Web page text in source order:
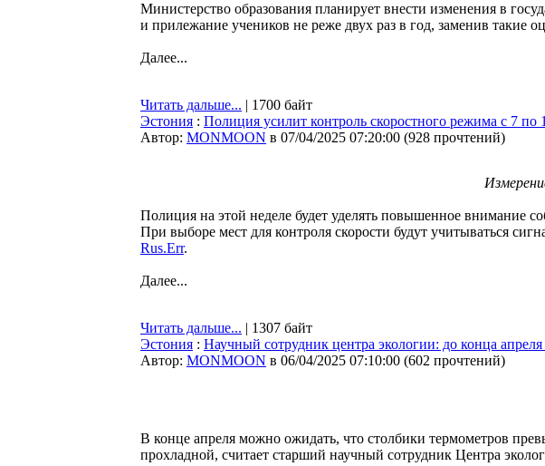
Министерство образования планирует внести изменения в
и прилежание учеников не реже двух раз в год, заменив такие
Далее...
Читать дальше... | 1700 байт
Эстония : Полиция усилит контроль скоростного режима с 7 по
Автор: MONMOON в 07/04/2025 07:20:00 (928 прочтений)
Полиция на этой неделе будет уделять повышенное внимание
При выборе мест для контроля скорости будут учитываться
Rus.Err.
Далее...
Читать дальше... | 1307 байт
Эстония : Научный сотрудник центра экологии: до конца апреля
Автор: MONMOON в 06/04/2025 07:10:00 (602 прочтений)
В конце апреля можно ожидать, что столбики термометров
прохладной, считает старший научный сотрудник Центра